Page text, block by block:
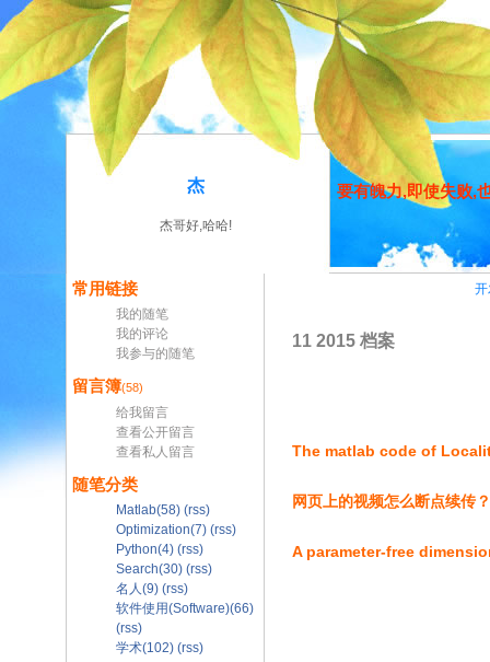
杰
杰哥好,哈哈!
要有魄力,即使失败,
常用链接
我的随笔
我的评论
我参与的随笔
留言簿(58)
给我留言
查看公开留言
查看私人留言
随笔分类
Matlab(58) (rss)
Optimization(7) (rss)
Python(4) (rss)
Search(30) (rss)
名人(9) (rss)
软件使用(Software)(66)
(rss)
学术(102) (rss)
11 2015 档案
The matlab code of
网页上的视频怎么断点续传？
A parameter-free